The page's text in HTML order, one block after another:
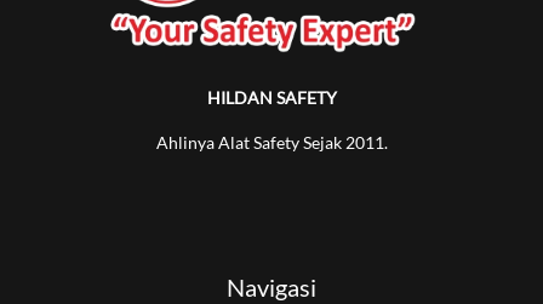
HILDAN SAFETY
Ahlinya Alat Safety Sejak 2011.
Navigasi